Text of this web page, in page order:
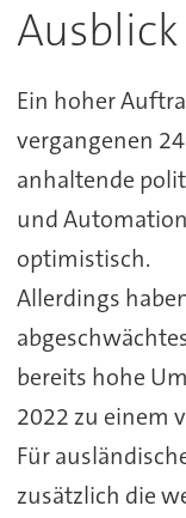
Ein hoher
vergangenen
anhaltende
und
optimistisch.
Allerdings
bereits hohe
2022 zu einem
Für
zusätzlich die